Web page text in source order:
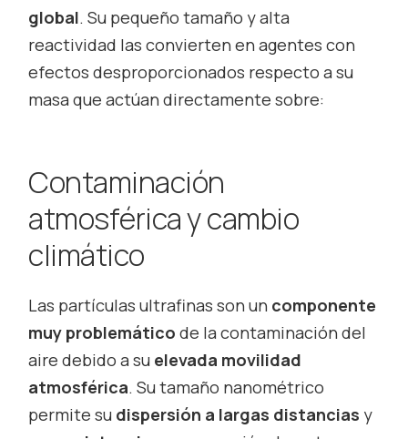
global. Su pequeño tamaño y alta
reactividad las convierten en agentes con
efectos desproporcionados respecto a su
masa que actúan directamente sobre:
Contaminación
atmosférica y cambio
climático
Las partículas ultrafinas son un componente
muy problemáticode la contaminación del
aire debido a su elevada movilidad
atmosférica. Su tamaño nanométrico
permite su dispersión a largas distancias y